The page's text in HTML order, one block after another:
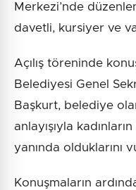
Merkezi’nde
davetli, kursiyer ve
Açılış töreninde
Belediyesi Genel
Başkurt, belediye
anlayışıyla
yanında olduklarını
Konuşmaların